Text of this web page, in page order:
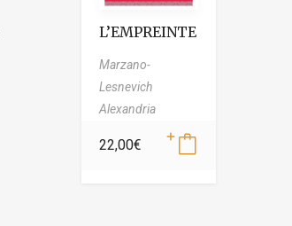
L’EMPREINTE
Marzano-
Lesnevich
Alexandria
22,00€